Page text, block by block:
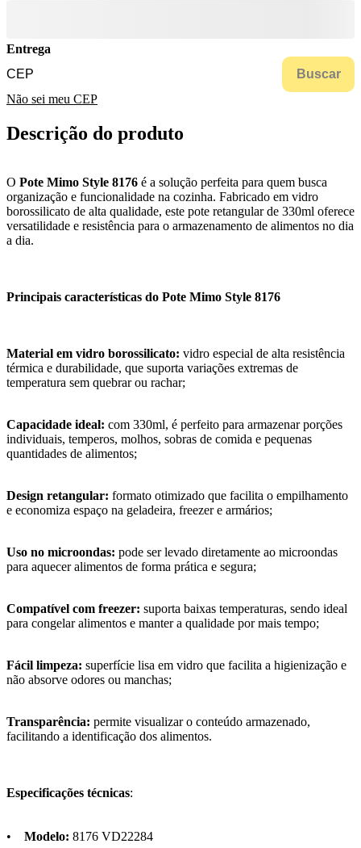
Entrega
Buscar
Não sei meu CEP
Descrição do produto
O Pote Mimo Style 8176 é a solução perfeita para quem busca
organização e funcionalidade na cozinha. Fabricado em vidro
borossilicato de alta qualidade, este pote retangular de 330ml oferece
versatilidade e resistência para o armazenamento de alimentos no dia
a dia.
Principais características do Pote Mimo Style 8176
Material em vidro borossilicato: vidro especial de alta resistência
térmica e durabilidade, que suporta variações extremas de
temperatura sem quebrar ou rachar;
Capacidade ideal: com 330ml, é perfeito para armazenar porções
individuais, temperos, molhos, sobras de comida e pequenas
quantidades de alimentos;
Design retangular: formato otimizado que facilita o empilhamento
e economiza espaço na geladeira, freezer e armários;
Uso no microondas: pode ser levado diretamente ao microondas
para aquecer alimentos de forma prática e segura;
Compatível com freezer: suporta baixas temperaturas, sendo ideal
para congelar alimentos e manter a qualidade por mais tempo;
Fácil limpeza: superfície lisa em vidro que facilita a higienização e
não absorve odores ou manchas;
Transparência: permite visualizar o conteúdo armazenado,
facilitando a identificação dos alimentos.
Especificações técnicas:
• Modelo: 8176 VD22284